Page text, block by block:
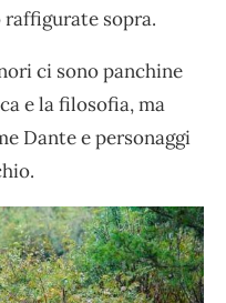
sopra.
ci sono panchine
e la filosofia, ma
Dante e personaggi